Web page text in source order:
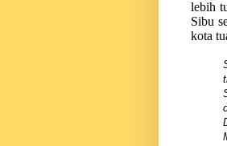
lebih
Sibu
kota